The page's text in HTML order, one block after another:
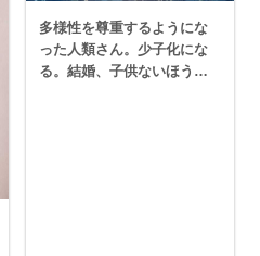
多様性を尊重するようにな
った人類さん。少子化にな
る。結婚、子供ないほうが